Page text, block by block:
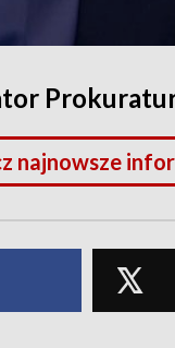
najnowsze